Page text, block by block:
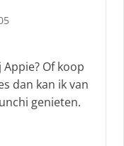
Of koop
dan kan ik van
genieten.